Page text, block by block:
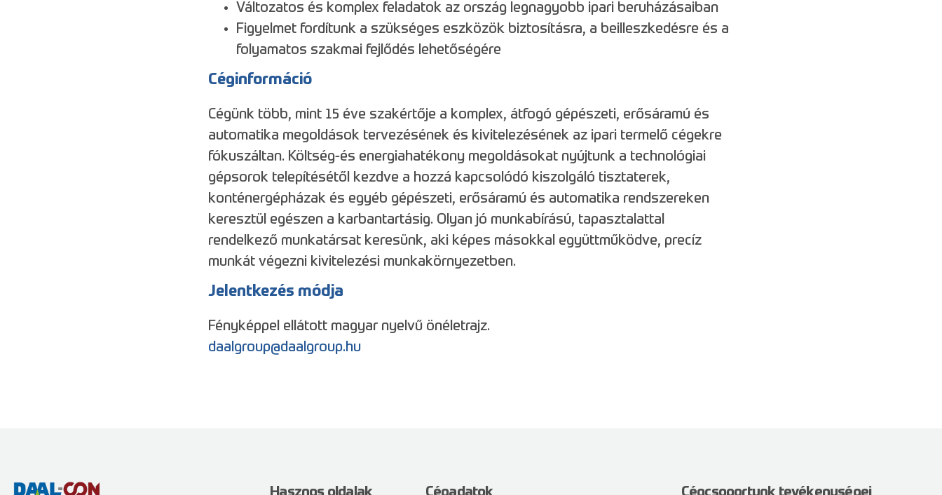
Változatos és komplex feladatok az ország legnagyobb ipari beruházásaiban
Figyelmet fordítunk a szükséges eszközök biztosításra, a beilleszkedésre és a
folyamatos szakmai fejlődés lehetőségére
Céginformáció
Cégünk több, mint 15 éve szakértője a komplex, átfogó gépészeti, erősáramú és
automatika megoldások tervezésének és kivitelezésének az ipari termelő cégekre
fókuszáltan. Költség-és energiahatékony megoldásokat nyújtunk a technológiai
gépsorok telepítésétől kezdve a hozzá kapcsolódó kiszolgáló tisztaterek,
konténergépházak és egyéb gépészeti, erősáramú és automatika rendszereken
keresztül egészen a karbantartásig. Olyan jó munkabírású, tapasztalattal
rendelkező munkatársat keresünk, aki képes másokkal együttműködve, precíz
munkát végezni kivitelezési munkakörnyezetben.
Jelentkezés módja
Fényképpel ellátott magyar nyelvű önéletrajz.
daalgroup@daalgroup.hu